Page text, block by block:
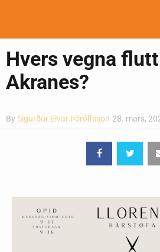
Ljósmyndasafn
Hvers vegna
Akranes?
By Sigurður Elvar Þórólfsson 28. mars,